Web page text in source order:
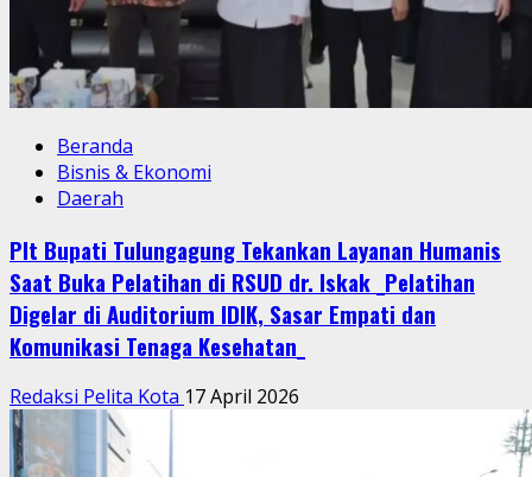
Beranda
Bisnis & Ekonomi
Daerah
Plt Bupati Tulungagung Tekankan Layanan Humanis
Saat Buka Pelatihan di RSUD dr. Iskak _Pelatihan
Digelar di Auditorium IDIK, Sasar Empati dan
Komunikasi Tenaga Kesehatan_
Redaksi Pelita Kota 17 April 2026